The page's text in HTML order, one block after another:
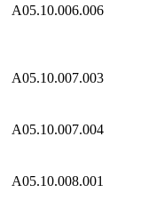
A05.10.006.006
A05.10.007.003
A05.10.007.004
A05.10.008.001